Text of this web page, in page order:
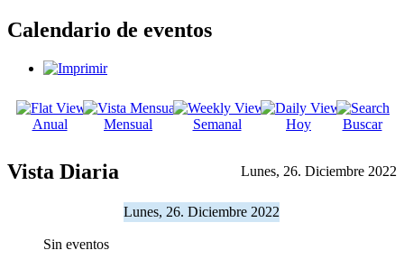
Calendario de eventos
Anual Mensual Semanal Hoy Buscar
Vista Diaria Lunes, 26. Diciembre 2022
Lunes, 26. Diciembre 2022
Sin eventos